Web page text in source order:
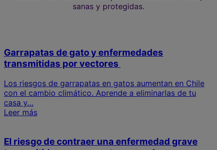
sanas y protegidas.
Garrapatas de gato y enfermedades
transmitidas por vectores
Los riesgos de garrapatas en gatos aumentan en Chile
con el cambio climático. Aprende a eliminarlas de tu
casa y…
Leer más
El riesgo de contraer una enfermedad grave